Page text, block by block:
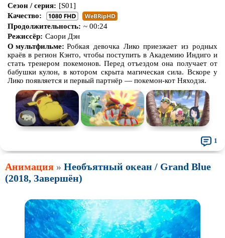
Сезон / серия: [S01]
Качество:
Продолжительность: ~ 00:24
Режиссёр: Саори Дэн
О мультфильме: Робкая девочка Лико приезжает из родных
краёв в регион Кэнто, чтобы поступить в Академию Индиго и
стать тренером покемонов. Перед отъездом она получает от
бабушки кулон, в котором скрыта магическая сила. Вскоре у
Лико появляется и первый партнёр — покемон-кот Няходзя.
1
Анимация » Необъятный океан / Grand Blue
(2018, Завершён)